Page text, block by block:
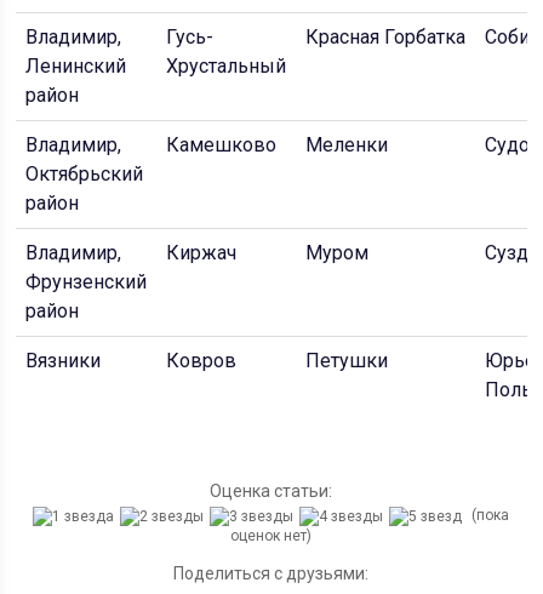
Владимир,
Ленинский
район
Гусь-
Хрустальный
Красная Горбатка
Владимир,
Октябрьский
район
Камешково Меленки
Владимир,
Фрунзенский
район
Киржач Муром
Вязники Ковров Петушки
Оценка статьи:
(пока
оценок нет)
Поделиться с друзьями: